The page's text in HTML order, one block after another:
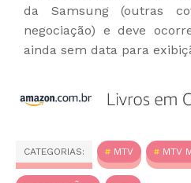
da Samsung (outras
negociação) e deve
ainda sem data para
CATEGORIAS: MTV MTV